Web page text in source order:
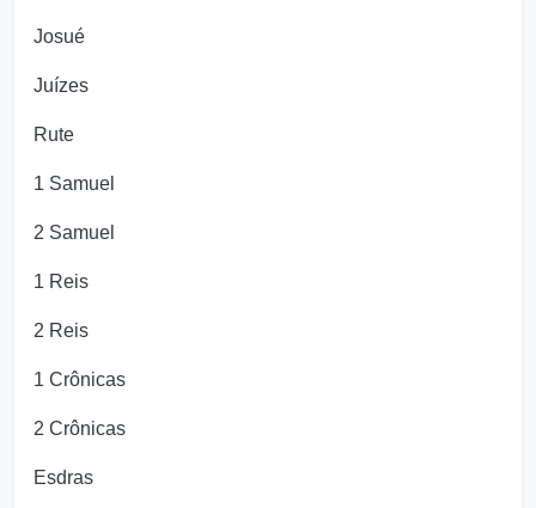
Josué
Juízes
Rute
1 Samuel
2 Samuel
1 Reis
2 Reis
1 Crônicas
2 Crônicas
Esdras